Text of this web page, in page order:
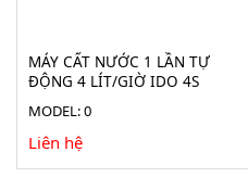
MÁY CẤT NƯỚC 1 LẦN TỰ
ĐỘNG 4 LÍT/GIỜ IDO 4S
MODEL: 0
Liên hệ